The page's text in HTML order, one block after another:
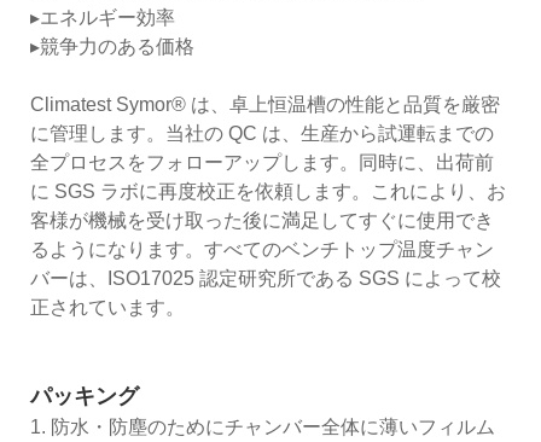
▸エネルギー効率
▸競争力のある価格
Climatest Symor® は、卓上恒温槽の性能と品質を厳密
に管理します。当社の QC は、生産から試運転までの
全プロセスをフォローアップします。同時に、出荷前
に SGS ラボに再度校正を依頼します。これにより、お
客様が機械を受け取った後に満足してすぐに使用でき
るようになります。すべてのベンチトップ温度チャン
バーは、ISO17025 認定研究所である SGS によって校
正されています。
パッキング
1. 防水・防塵のためにチャンバー全体に薄いフィルム